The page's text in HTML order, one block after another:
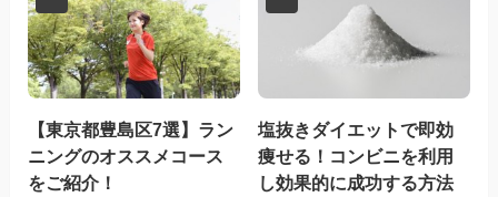
【東京都豊島区7選】ラン
ニングのオススメコース
をご紹介！
塩抜きダイエットで即効
痩せる！コンビニを利用
し効果的に成功する方法